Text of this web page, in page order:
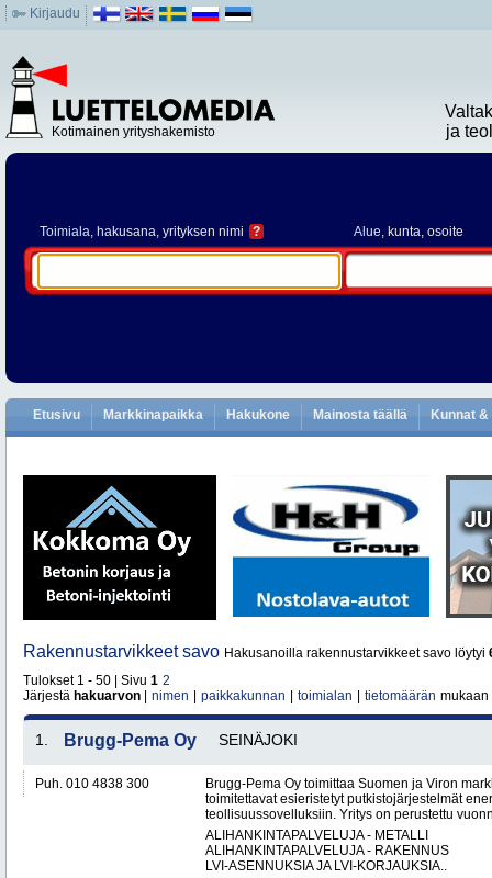
Kirjaudu
Kotimainen yrityshakemisto
ja
Toimiala, hakusana, yrityksen nimi ? Alue, kunta, osoite
Etusivu Markkinapaikka Hakukone Mainosta täällä Kunnat
Rakennustarvikkeet savo Hakusanoilla rakennustarvikkeet savo löytyi
Tulokset 1 - 50 | Sivu 1 2
Järjestä hakuarvon nimen paikkakunnan toimialan tietomäärän mukaan
1. Brugg-Pema Oy SEINÄJOKI
Puh. 010 4838 300
Brugg-Pema Oy toimittaa Suomen ja Viron
toimitettavat esieristetyt putkistojärjestelmät
teollisuussovelluksiin. Yritys on perustettu
ALIHANKINTAPALVELUJA - METALLI
ALIHANKINTAPALVELUJA - RAKENNUS
LVI-ASENNUKSIA JA LVI-KORJAUKSIA..